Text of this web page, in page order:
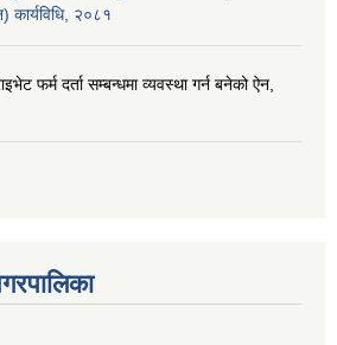
कार्यविधि, २०८१
फर्म दर्ता सम्बन्धमा व्यवस्था गर्न बनेको ऐन,